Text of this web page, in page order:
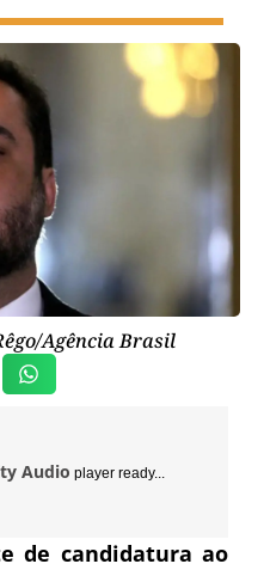
Agência Brasil
Audio player ready...
de candidatura ao